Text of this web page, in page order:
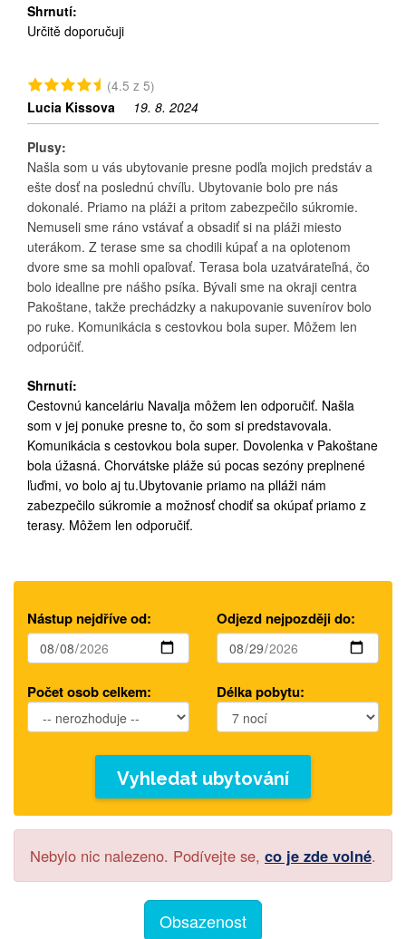
Shrnutí:
Určitě doporučuji
(4.5 z 5)
Lucia Kissova
19. 8. 2024
Plusy:
Našla som u vás ubytovanie presne podľa mojich predstáv a
ešte dosť na poslednú chvíľu. Ubytovanie bolo pre nás
dokonalé. Priamo na pláži a pritom zabezpečilo súkromie.
Nemuseli sme ráno vstávať a obsadiť si na pláži miesto
uterákom. Z terase sme sa chodili kúpať a na oplotenom
dvore sme sa mohli opaľovať. Terasa bola uzatvárateľná, čo
bolo ideallne pre nášho psíka. Bývali sme na okraji centra
Pakoštane, takže prechádzky a nakupovanie suvenírov bolo
po ruke. Komunikácia s cestovkou bola super. Môžem len
odporúčiť.
Shrnutí:
Cestovnú kanceláriu Navalja môžem len odporučiť. Našla
som v jej ponuke presne to, čo som si predstavovala.
Komunikácia s cestovkou bola super. Dovolenka v Pakoštane
bola úžasná. Chorvátske pláže sú pocas sezóny preplnené
ľuďmi, vo bolo aj tu.Ubytovanie priamo na plláži nám
zabezpečilo súkromie a možnosť chodiť sa okúpať priamo z
terasy. Môžem len odporučiť.
Nástup nejdříve od: Odjezd nejpozději do:
Počet osob celkem: Délka pobytu:
Vyhledat ubytování
Nebylo nic nalezeno. Podívejte se, co je zde volné.
Obsazenost